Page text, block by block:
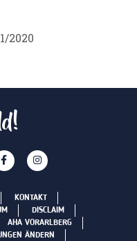
2020
KONTAKT
DISCLAIM
AHA VORARLBERG
ÄNDERN